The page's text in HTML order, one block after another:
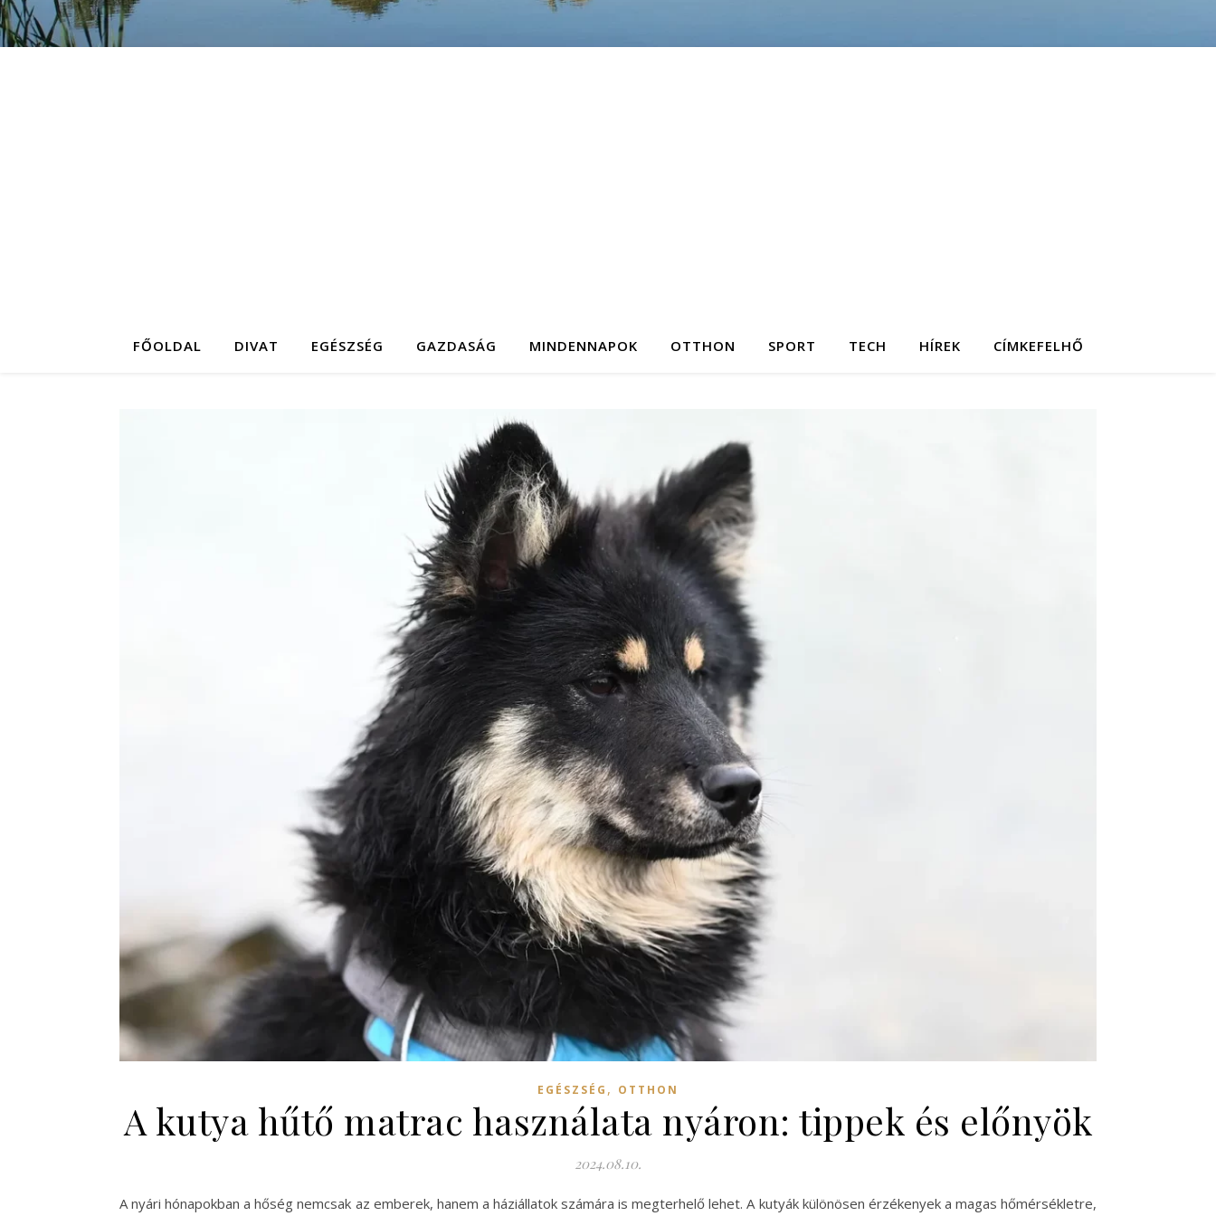
FŐOLDAL DIVAT EGÉSZSÉG GAZDASÁG MINDENNAPOK OTTHON SPORT TECH HÍREK CÍMKEFELHŐ
EGÉSZSÉG , OTTHON
A kutya hűtő matrac használata nyáron: tippek és előnyök
2024.08.10.
A nyári hónapokban a hőség nemcsak az emberek, hanem a háziállatok számára is megterhelő lehet. A kutyák különösen érzékenyek a magas hőmérsékletre,